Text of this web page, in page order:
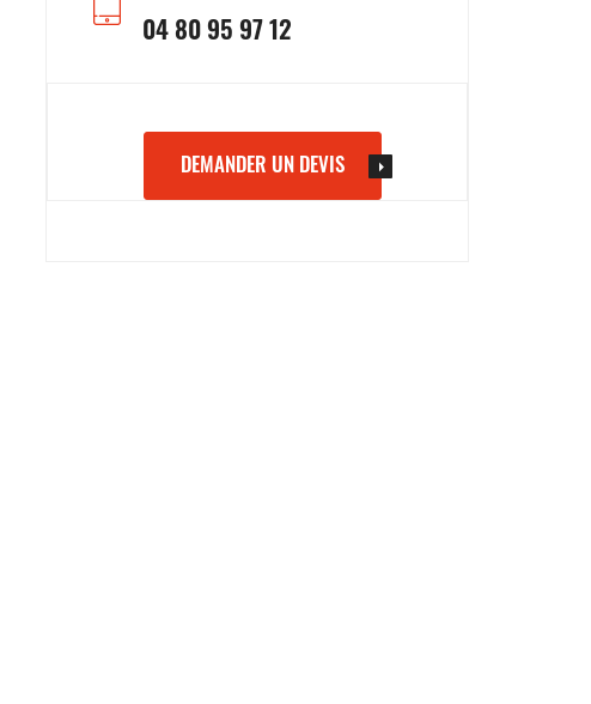
04 80 95 97 12
DEMANDER UN DEVIS